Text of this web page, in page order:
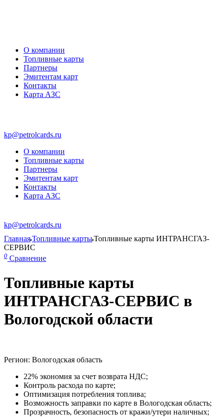
О компании
Топливные карты
Партнеры
Эмитентам карт
Контакты
Карта АЗС
kp@petrolcards.ru
О компании
Топливные карты
Партнеры
Эмитентам карт
Контакты
Карта АЗС
kp@petrolcards.ru
ГлавнаяТопливные картыТопливные карты ИНТРАНСГАЗ-
СЕРВИС
0 Сравнение
Топливные карты
ИНТРАНСГАЗ-СЕРВИС в
Вологодской области
Регион: Вологодская область
22% экономия за счет возврата НДС;
Контроль расхода по карте;
Оптимизация потребления топлива;
Возможность заправки по карте в Вологодская область;
Прозрачность, безопасность от кражи/утери наличных;